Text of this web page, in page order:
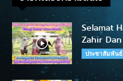
Selamat
Zahir
ประชาสัมพันธ์